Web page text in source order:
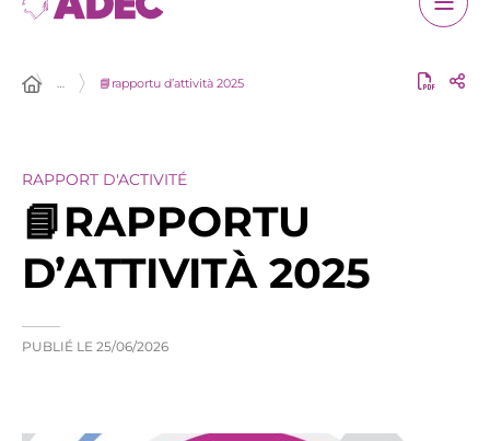
… 📘rapportu d’attività 2025
RAPPORT D'ACTIVITÉ
📘RAPPORTU
D’ATTIVITÀ 2025
PUBLIÉ LE 25/06/2026